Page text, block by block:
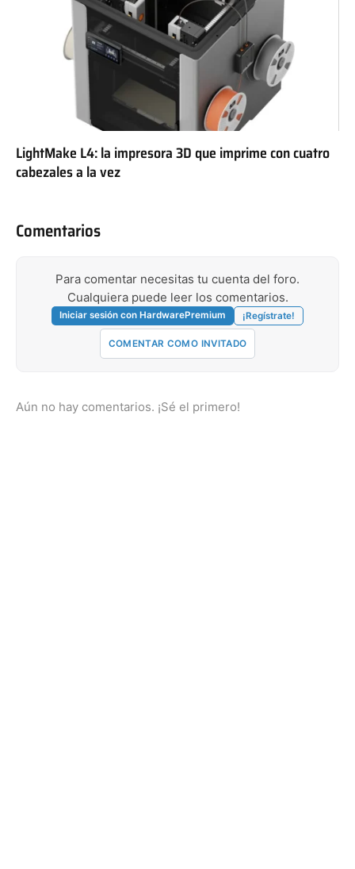
LightMake L4: la impresora 3D que imprime con cuatro
cabezales a la vez
Comentarios
Para comentar necesitas tu cuenta del foro.
Cualquiera puede leer los comentarios.
Iniciar sesión con HardwarePremium ¡Regístrate!
COMENTAR COMO INVITADO
Aún no hay comentarios. ¡Sé el primero!